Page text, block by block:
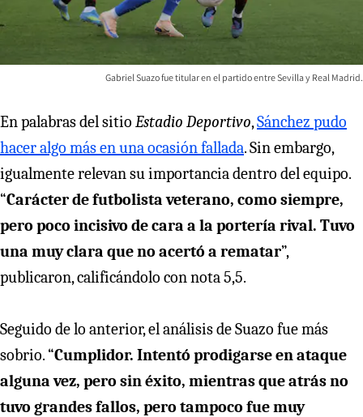
Gabriel Suazo fue titular en el partido entre Sevilla y Real Madrid.
En palabras del sitio Estadio Deportivo,Sánchez pudo
hacer algo más en una ocasión fallada. Sin embargo,
igualmente relevan su importancia dentro del equipo.
“Carácter de futbolista veterano, como siempre,
pero poco incisivo de cara a la portería rival. Tuvo
una muy clara que no acertó a rematar”,
publicaron, calificándolo con nota 5,5.
Seguido de lo anterior, el análisis de Suazo fue más
sobrio. “Cumplidor. Intentó prodigarse en ataque
alguna vez, pero sin éxito, mientras que atrás no
tuvo grandes fallos, pero tampoco fue muy